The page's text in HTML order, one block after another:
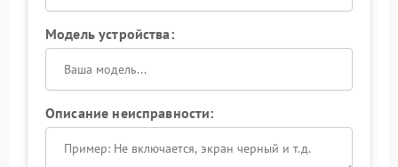
Модель устройства:
Описание неисправности: